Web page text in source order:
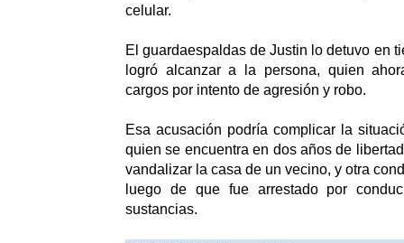
celular.
El guardaespaldas de Justin lo detuvo en
logró alcanzar a la persona, quien
cargos por intento de agresión y robo.
Esa acusación podría complicar la
quien se encuentra en dos años de
vandalizar la casa de un vecino, y otra
luego de que fue arrestado por
sustancias.